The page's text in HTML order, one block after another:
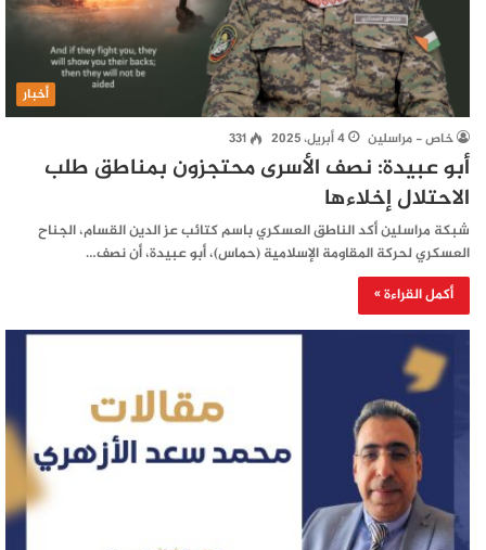
أخبار
خاص - مراسلين 4 أبريل، 2025 331
أبو عبيدة: نصف الأسرى محتجزون بمناطق طلب
الاحتلال إخلاءها
شبكة مراسلين أكد الناطق العسكري باسم كتائب عز الدين القسام، الجناح
العسكري لحركة المقاومة الإسلامية (حماس)، أبو عبيدة، أن نصف…
أكمل القراءة »